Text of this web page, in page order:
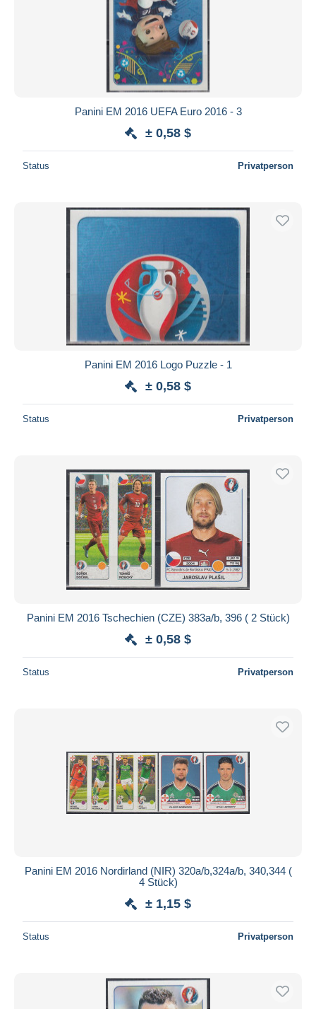
Panini EM 2016 UEFA Euro 2016 - 3
± 0,58 $
Status Privatperson
Panini EM 2016 Logo Puzzle - 1
± 0,58 $
Status Privatperson
Panini EM 2016 Tschechien (CZE) 383a/b, 396 ( 2 Stück)
± 0,58 $
Status Privatperson
Panini EM 2016 Nordirland (NIR) 320a/b,324a/b, 340,344 (
4 Stück)
± 1,15 $
Status Privatperson